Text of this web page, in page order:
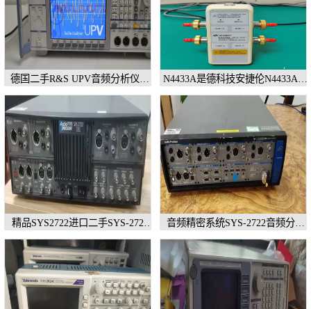
德国二手R&S UPV音频分析仪长
期销售回收
N4433A是德科技安捷伦N4433A网
络分析仪校准件
精品SYS2722进口二手SYS-2722
音频分析仪
音频精密系统SYS-2722音频分析
仪